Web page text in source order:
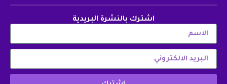
اشترك بالنشرة البريدية